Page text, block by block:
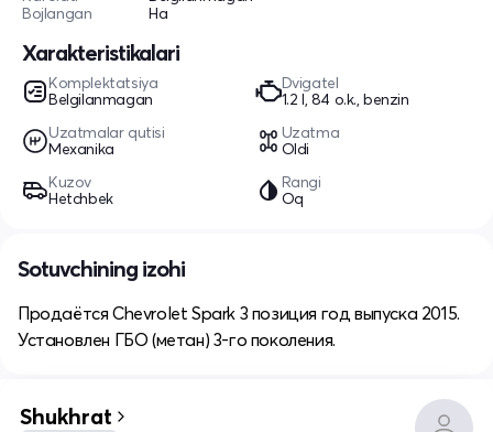
Bojlangan
Ha
Xarakteristikalari
Komplektatsiya
Belgilanmagan
Dvigatel
1.2 l, 84 o.k., benzin
Uzatmalar qutisi
Mexanika
Uzatma
Oldi
Kuzov
Hetchbek
Rangi
Oq
Sotuvchining izohi
Продаётся Chevrolet Spark 3 позиция год выпуска 2015.
Установлен ГБО (метан) 3-го поколения.
Shukhrat